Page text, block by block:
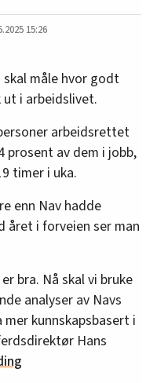
15:26
måle hvor godt
i arbeidslivet.
arbeidsrettet
prosent av dem i jobb,
timer i uka.
enn Nav hadde
året i forveien ser man
bra. Nå skal vi bruke
analyser av Navs
kunnskapsbasert i
Hans